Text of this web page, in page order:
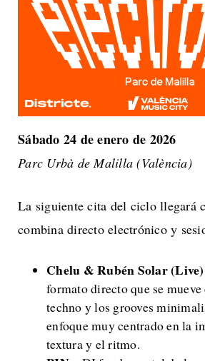
Sábado 24 de enero de 2026
Parc Urbà de Malilla (València)
La siguiente cita del ciclo llegará
combina directo electrónico y
Chelu & Rubén Solar (Live)
formato directo que se
techno y los grooves
enfoque muy centrado en la
textura y el ritmo.